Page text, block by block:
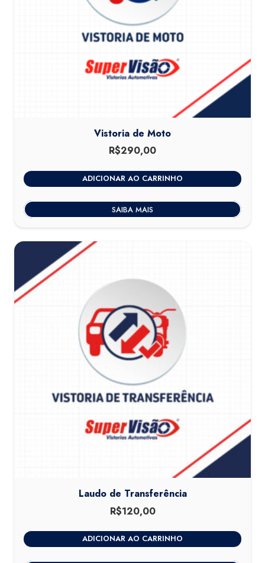
Vistoria de Moto
R$290,00
ADICIONAR AO CARRINHO
SAIBA MAIS
Laudo de Transferência
R$120,00
ADICIONAR AO CARRINHO